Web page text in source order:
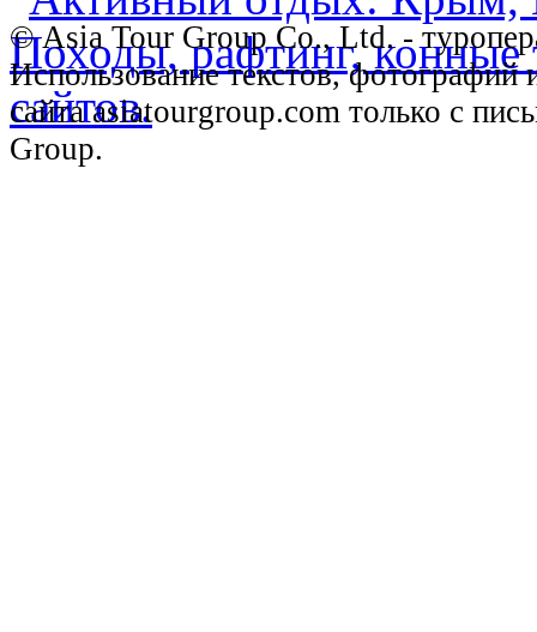
© Asia Tour Group Co., Ltd. -
Использование текстов,
сайта asiatourgroup.com только с
Group.